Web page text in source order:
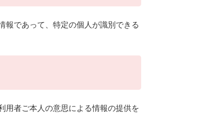
報であって、特定の個人が識別できる
用者ご本人の意思による情報の提供を